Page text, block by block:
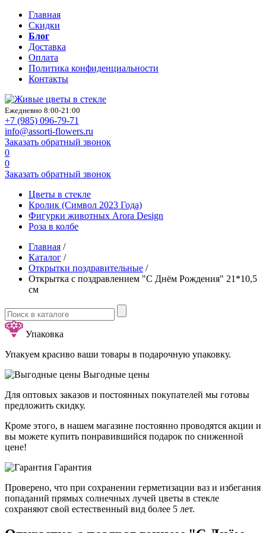
Главная
Скидки
Блог
Доставка
Оплата
Политика конфиденциальности
Контакты
Ежедневно 8:00-21:00
+7 (985) 096-79-71
info@assorti-flowers.ru
Заказать обратный звонок
0
0
Заказать обратный звонок
Цветы в стекле
Кролик (Символ 2023 Года)
Фигурки животных Arora Design
Роза в колбе
Главная /
Каталог /
Открытки поздравительные /
Открытка с поздравлением "С Днём Рождения" 21*10,5
см
Упаковка
Упакуем красиво ваши товары в подарочную упаковку.
Выгодные цены
Для оптовых заказов и постоянных покупателей мы готовы
предложить скидку.
Кроме этого, в нашем магазине постоянно проводятся акции и
вы можете купить понравившийся подарок по сниженной
цене!
Гарантия
Проверено, что при сохранении герметизации ваз и избегания
попаданий прямых солнечных лучей цветы в стекле
сохраняют свой естественный вид более 5 лет.